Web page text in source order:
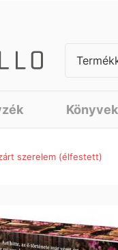
Könyvek
szerelem (élfestett)